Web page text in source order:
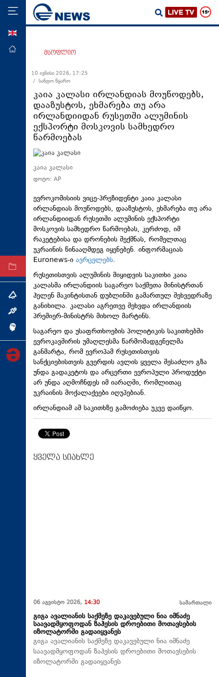
მთავარი
ეკონომიკა
მსოფლიო
ჯანდაცვა
საზოგადოება
რეგიონი
კულტურა
სპორტი
ტექნოლოგიები
ტაბლოიდი
თემა
ინტერვიუ
ინქვიზიცია
მსოფლიო
10 ივნისი 2026, 17:25
/ სანდო წყარო
კაია კალასი ირლანდიას მოუწოდებს,
დააზუსტოს, ეხმარება თუ არა
ირლანდიიდან რუსეთში ალუმინის
ექსპორტი მოსკოვის სამხედრო
წარმოებას
კაია კალასი
ფოტო: AP
ევროკომისიის ვიცე-პრეზიდენტი კაია კალასი
ირლანდიას მოუწოდებს, დააზუსტოს, ეხმარება თუ არა
ირლანდიიდან რუსეთში ალუმინის ექსპორტი
მოსკოვის სამხედრო წარმოებას, კერძოდ, იმ
რაკეტებისა და დრონების შექმნას, რომელთაც
უკრაინის წინააღმდეგ იყენებენ. ინფორმაციას
Euronews-ი ავრცელებს.
რუსეთისთვის ალუმინის მიყიდვის საკითხი კაია
კალასმა ირლანდიის საგარეო საქმეთა მინისტრთან
ჰელენ მაკინტისთან დუბლინში გამართულ შეხვედრაზე
განიხილა. კალასი აგრეთვე შეხვდა ირლანდიის
პრემიერ-მინისტრს მიხოლ მარტინს.
საგარეო და უსაფრთხოების პოლიტიკის საკითხებში
ევროკავშირის უმაღლესმა წარმომადგენელმა
განმარტა, რომ ევროპამ რუსეთისთვის
სანქციებისთვის გვერდის ავლის ყველა შესაძლო გზა
უნდა გადაკეტოს და არცერთი ევროპული პროდუქტი
არ უნდა აღმოჩნდეს იმ იარაღში, რომლითაც
უკრაინის მოქალაქეები იღუპებიან.
ირლანდიამ ამ საკითხზე გამოძიება უკვე დაიწყო.
ყველა სიახლე
06 აგვისტო 2026, 14:30 სამართალი
გიგა ავალიანის საქმეზე დაკავებული ნია იმნაძე
საავადმყოფოდან ზაჰესის დროებითი მოთავსების
იზოლატორში გადაიყვანეს
გიგა ავალიანის საქმეზე დაკავებული ნია იმნაძე
საავადმყოფოდან ზაჰესის დროებითი მოთავსების
იზოლატორში გადაიყვანეს